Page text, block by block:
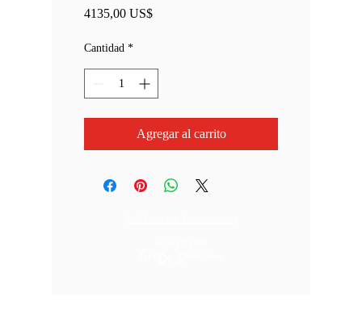
4135,00 US$Precio
Cantidad *
Agregar al carrito